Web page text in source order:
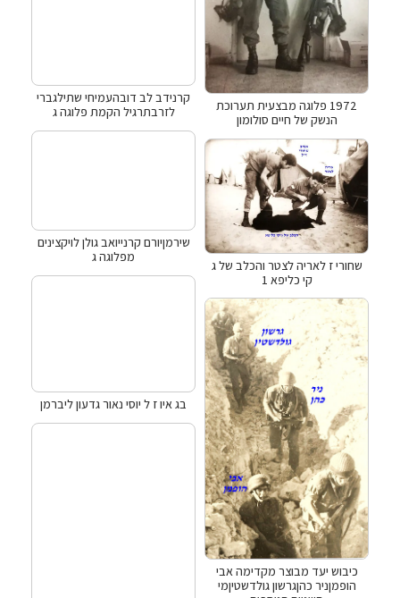
1972 פלוגה מבצעית תערוכת
הנשק של חיים סולומון
שחורי ז לאריה לצטר והכלב של ג
קי כליפא 1
כיבוש יעד מבוצר מקדימה אבי
הופמןניר כהןגרשון גולדשטיןמי
קרנידב לב דובהעמיחי שתילגברי
לזרבתרגיל הקמת פלוגה ג
שירמןיורם קרנייואב גולן לויקצינים
מפלוגה ג
בג איו ז ל יוסי נאור גדעון ליברמן